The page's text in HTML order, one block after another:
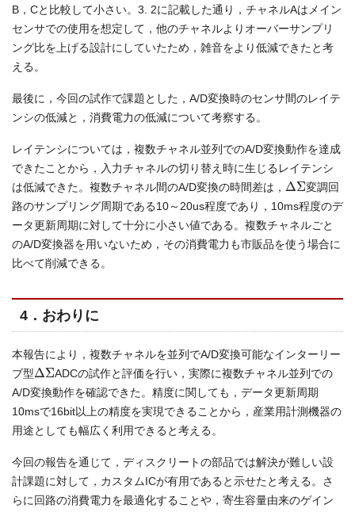
B，Cと比較して小さい。3. 2に記載した通り，チャネルAはメイン
センサでの使用を想定して，他のチャネルよりオーバーサンプリ
ング比を上げる設計にしていたため，雑音をより低減できたと考
える。
最後に，今回の試作で課題とした，A/D変換時のセンサ間のレイテ
ンシの低減と，消費電力の低減について考察する。
レイテンシについては，複数チャネル並列でのA/D変換動作を達成
できたことから，入力チャネルの切り替え時に生じるレイテンシ
は低減できた。複数チャネル間のA/D変換の時間差は，
Δ Σ変調回
路のサンプリング周期である10～20us程度であり，10ms程度のデ
ータ更新周期に対して十分に小さい値である。複数チャネルごと
のA/D変換器を用いないため，その消費電力も市販品を使う場合に
比べて削減できる。
4．おわりに
本報告により，複数チャネルを並列でA/D変換可能なインターリー
ブ型 Δ ΣADCの試作と評価を行い，実際に複数チャネル並列での
A/D変換動作を確認できた。精度に関しても，データ更新周期
10msで16bit以上の精度を実現できることから，産業用計測機器の
用途としても幅広く利用できると考える。
今回の報告を通じて，ディスクリートの部品では解決が難しい設
計課題に対して，カスタムICが有用であると示せたと考える。さ
らに回路の消費電力を最適化することや，寄生容量由来のゲイン